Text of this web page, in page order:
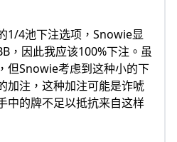
1/4池下注选项，Snowie显
，因此我应该100%下注。虽
但Snowie考虑到这种小的下
加注，这种加注可能是诈唬
中的牌不足以抵抗来自这样